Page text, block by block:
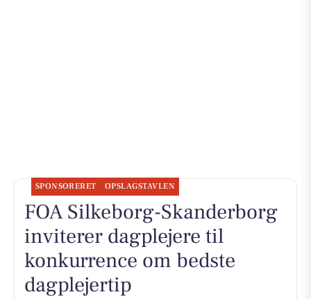
SPONSORERET OPSLAGSTAVLEN
FOA Silkeborg-Skanderborg
inviterer dagplejere til
konkurrence om bedste
dagplejertip